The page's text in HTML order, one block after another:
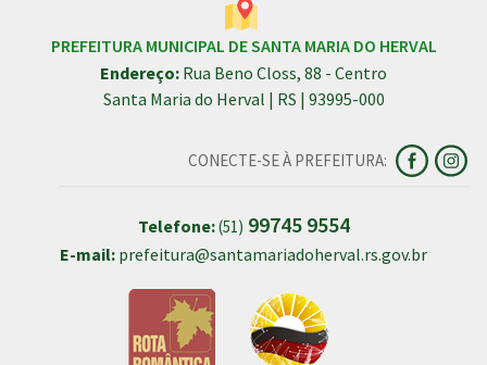
PREFEITURA MUNICIPAL DE SANTA MARIA DO HERVAL
Endereço: Rua Beno Closs, 88 - Centro
Santa Maria do Herval | RS | 93995-000
CONECTE-SE À PREFEITURA:
Telefone:(51) 99745 9554
E-mail: prefeitura@santamariadoherval.rs.gov.br